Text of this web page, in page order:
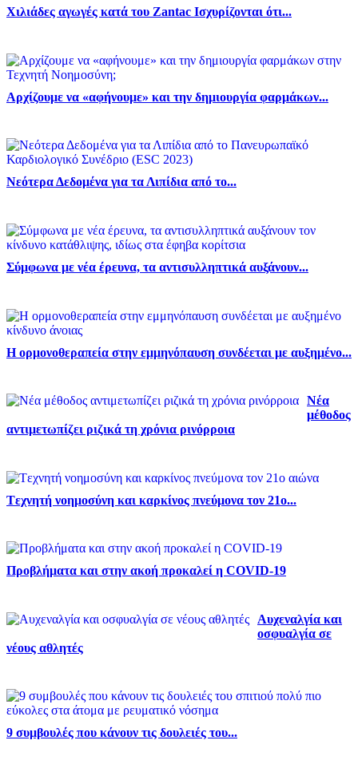
Χιλιάδες αγωγές κατά του Zantac Ισχυρίζονται ότι...
Αρχίζουμε να «αφήνουμε» και την δημιουργία φαρμάκων...
Νεότερα Δεδομένα για τα Λιπίδια από το...
Σύμφωνα με νέα έρευνα, τα αντισυλληπτικά αυξάνουν...
Η ορμονοθεραπεία στην εμμηνόπαυση συνδέεται με αυξημένο...
Νέα
μέθοδος
αντιμετωπίζει ριζικά τη χρόνια ρινόρροια
Tεχνητή νοημοσύνη και καρκίνος πνεύμονα τον 21ο...
Προβλήματα και στην ακοή προκαλεί η COVID-19
Αυχεναλγία και
οσφυαλγία σε
νέους αθλητές
9 συμβουλές που κάνουν τις δουλειές του...